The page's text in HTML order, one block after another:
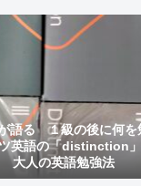
語る １級の後に何を
英語の「distinction
大人の英語勉強法